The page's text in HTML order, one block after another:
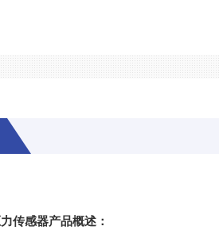
传感器产品概述：